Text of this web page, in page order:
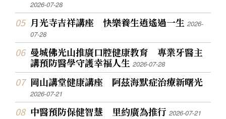
2026-07-28
月光寺吉祥講座 快樂養生逍遙過一生2026-
07-28
曼城佛光山推廣口腔健康教育 專業牙醫主
講預防醫學守護幸福人生2026-07-28
岡山講堂健康講座 阿茲海默症治療新曙光
2026-07-21
中醫預防保健智慧 里約廣為推行2026-07-21